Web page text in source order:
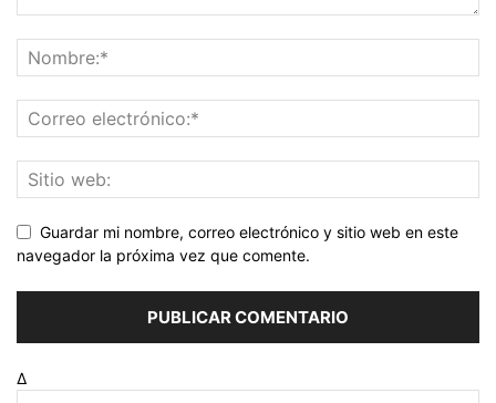
Guardar mi nombre, correo electrónico y sitio web en este
navegador la próxima vez que comente.
Δ